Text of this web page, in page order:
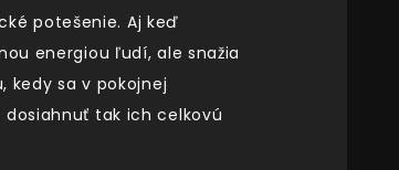
potešenie. Aj keď
energiou ľudí, ale snažia
kedy sa v pokojnej
tak ich celkovú